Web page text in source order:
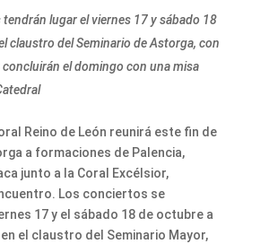
lugar el viernes 17 y sábado 18
claustro del Seminario de Astorga, con
concluirán el domingo con una misa
Reino de León reunirá este fin de
a formaciones de Palencia,
junto a la Coral Excélsior,
Los conciertos se
17 y el sábado 18 de octubre a
en el claustro del Seminario Mayor,